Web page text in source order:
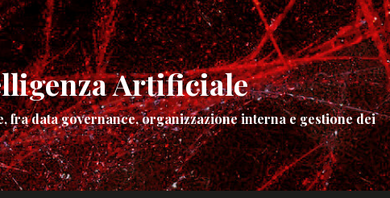
Artificiale
fra data governance, organizzazione interna e gestione dei